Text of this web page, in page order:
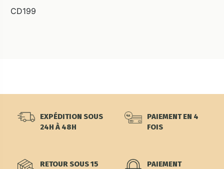
CD199
EXPÉDITION SOUS
24H À 48H
PAIEMENT EN 4
FOIS
RETOUR SOUS 15
PAIEMENT